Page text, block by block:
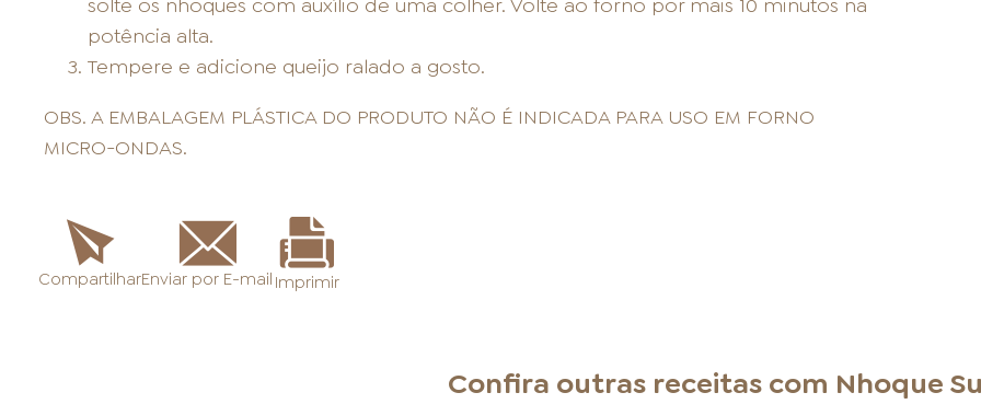
solte os nhoques com auxílio de uma colher. Volte ao forno por mais 10 minutos na
potência alta.
Tempere e adicione queijo ralado a gosto.
OBS. A EMBALAGEM PLÁSTICA DO PRODUTO NÃO É INDICADA PARA USO EM FORNO
MICRO-ONDAS.
CompartilharEnviar por E-mail Imprimir
Confira outras receitas com Nhoque